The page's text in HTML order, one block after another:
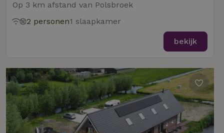
Op 3 km afstand van Polsbroek
2 personen1 slaapkamer
bekijk